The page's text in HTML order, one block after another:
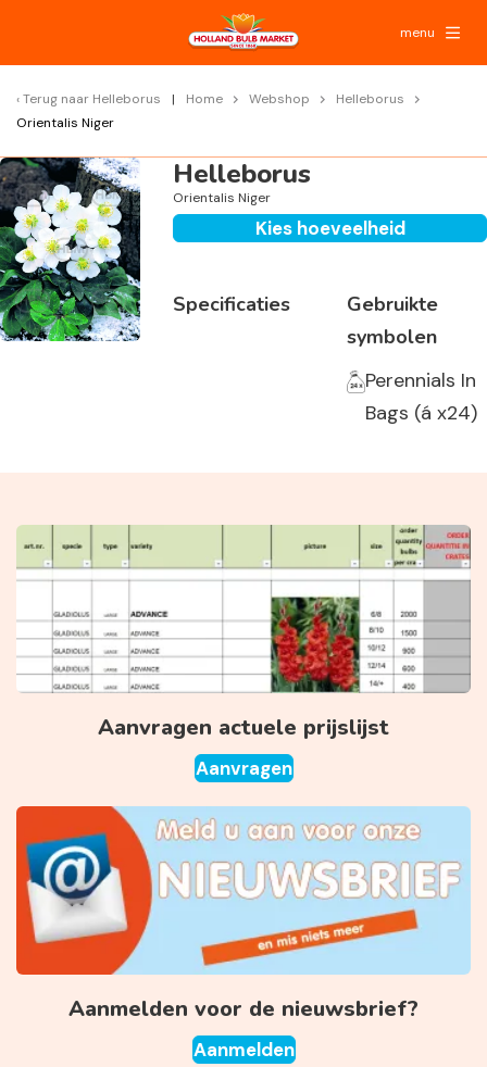
menu
Terug naar Helleborus Home Webshop
Helleborus
Orientalis Niger
Helleborus
Orientalis Niger
Kies hoeveelheid
Specificaties
Gebruikte
symbolen
Perennials In
Bags (á x24)
Aanvragen actuele prijslijst
Aanvragen
Aanmelden voor de nieuwsbrief?
Aanmelden